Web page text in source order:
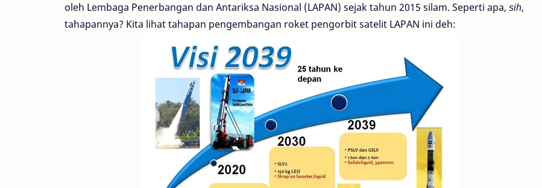
oleh Lembaga Penerbangan dan Antariksa Nasional (LAPAN) sejak tahun 2015 silam. Seperti apa, sih,
tahapannya? Kita lihat tahapan pengembangan roket pengorbit satelit LAPAN ini deh: